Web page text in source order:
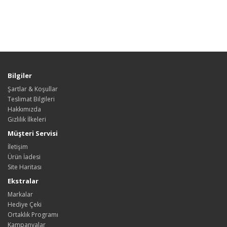
Bilgiler
Şartlar & Koşullar
Teslimat Bilgileri
Hakkımızda
Gizlilik İlkeleri
Müşteri Servisi
İletişim
Ürün İadesi
Site Haritası
Ekstralar
Markalar
Hediye Çeki
Ortaklık Programı
Kampanyalar